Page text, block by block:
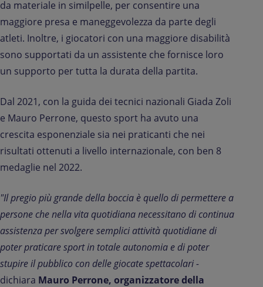
da materiale in similpelle, per consentire una
maggiore presa e maneggevolezza da parte degli
atleti. Inoltre, i giocatori con una maggiore disabilità
sono supportati da un assistente che fornisce loro
un supporto per tutta la durata della partita.
Dal 2021, con la guida dei tecnici nazionali Giada Zoli
e Mauro Perrone, questo sport ha avuto una
crescita esponenziale sia nei praticanti che nei
risultati ottenuti a livello internazionale, con ben 8
medaglie nel 2022.
"Il pregio più grande della boccia è quello di permettere a
persone che nella vita quotidiana necessitano di continua
assistenza per svolgere semplici attività quotidiane di
poter praticare sport in totale autonomia e di poter
stupire il pubblico con delle giocate spettacolari -
dichiara Mauro Perrone, organizzatore della